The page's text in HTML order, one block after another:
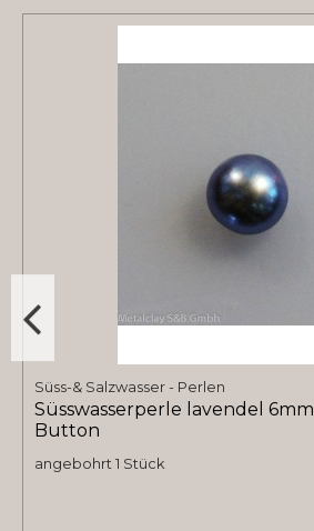
Süss-& Salzwasser - Perlen
Süsswasserperle lavendel 6mm
Button
angebohrt 1 Stück